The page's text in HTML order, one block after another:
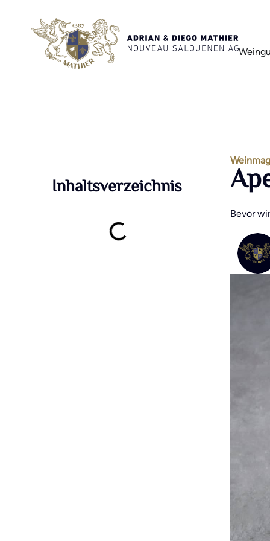
Inhaltsverzeichnis
Bevor